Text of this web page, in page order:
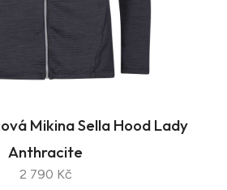
Mikina Sella Hood Lady
Anthracite
2 790 Kč